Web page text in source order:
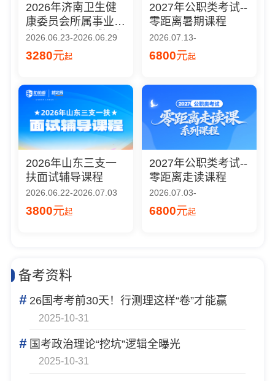
2026年济南卫生健
康委员会所属事业单
位公开招聘面试课程
2026.06.23-2026.06.29
3280元起
2027年公职类考试--
零距离暑期课程
2026.07.13-
6800元起
2026年山东三支一
扶面试辅导课程
2026.06.22-2026.07.03
3800元起
2027年公职类考试--
零距离走读课程
2026.07.03-
6800元起
备考资料
#26国考考前30天！行测理这样“卷”才能赢
2025-10-31
#国考政治理论“挖坑”逻辑全曝光
2025-10-31